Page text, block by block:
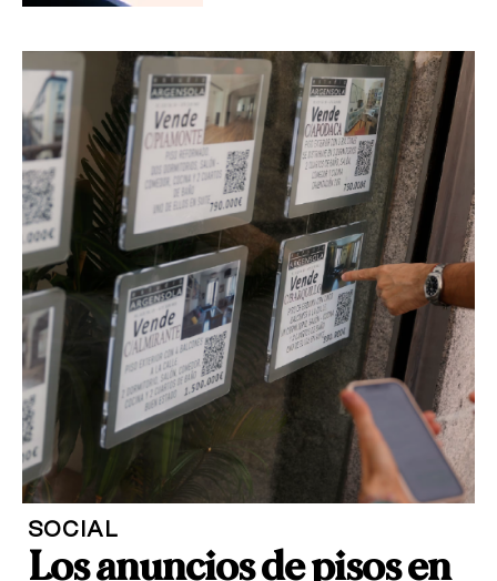
SOCIAL
Los anuncios de pisos en